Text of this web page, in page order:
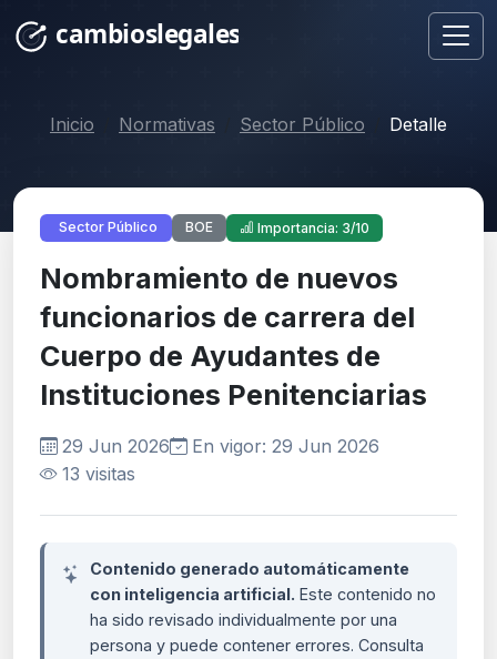
Inicio Normativas Sector Público Detalle
Sector Público BOE Importancia: 3/10
Nombramiento de nuevos
funcionarios de carrera del
Cuerpo de Ayudantes de
Instituciones Penitenciarias
29 Jun 2026
En vigor: 29 Jun 2026
13 visitas
Contenido generado automáticamente
con inteligencia artificial. Este contenido no
ha sido revisado individualmente por una
persona y puede contener errores. Consulta